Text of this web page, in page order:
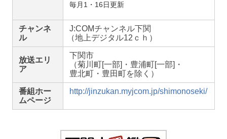
毎月1・16日更新
チャンネ
ル
J:COMチャンネル下関
（地上デジタル12ｃｈ）
放送エリ
ア
下関市
（菊川町[一部]・ 豊浦町[一部]・
豊北町・ 豊田町を除く）
番組ホー
ムページ
http://jinzukan.myjcom.jp/shimonoseki/